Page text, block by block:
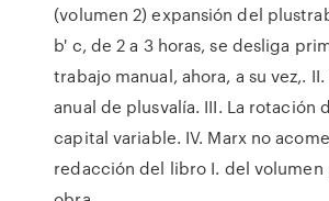
(volumen 2) expansión del
b' c, de 2 a 3 horas, se desliga
trabajo manual, ahora, a su vez,.
anual de plusvalía. III. La rotación
capital variable. IV. Marx no
redacción del libro I. del volumen